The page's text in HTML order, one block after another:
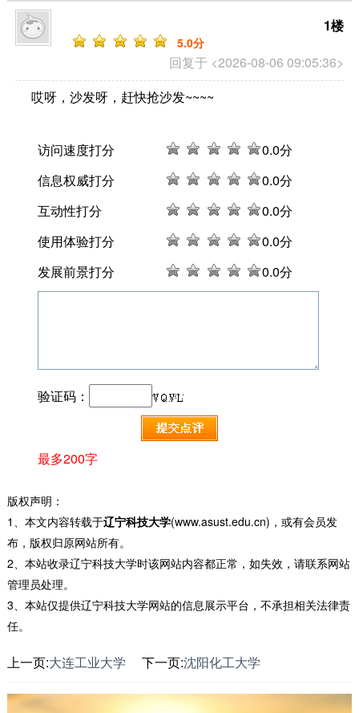
回复于 <2026-08-06 09:05:36>
1楼
5.0分
哎呀，沙发呀，赶快抢沙发~~~~
访问速度打分 0.0分
信息权威打分
0.0分
互动性打分
0.0分
使用体验打分
0.0分
发展前景打分
0.0分
验证码：
最多200字
版权声明：
1、本文内容转载于辽宁科技大学(www.asust.edu.cn)，或有会员发
布，版权归原网站所有。
2、本站收录辽宁科技大学时该网站内容都正常，如失效，请联系网站
管理员处理。
3、本站仅提供辽宁科技大学网站的信息展示平台，不承担相关法律责
任。
上一页:大连工业大学 下一页:沈阳化工大学